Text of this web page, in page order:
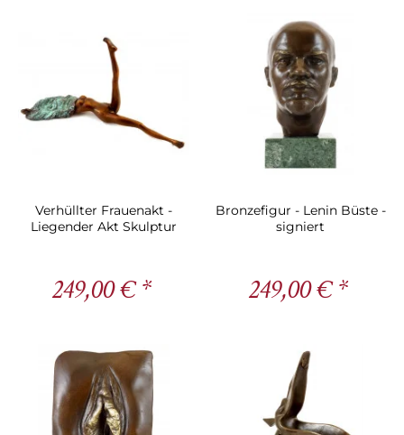
Verhüllter Frauenakt -
Liegender Akt Skulptur
249,00 € *
Bronzefigur - Lenin Büste -
signiert
249,00 € *